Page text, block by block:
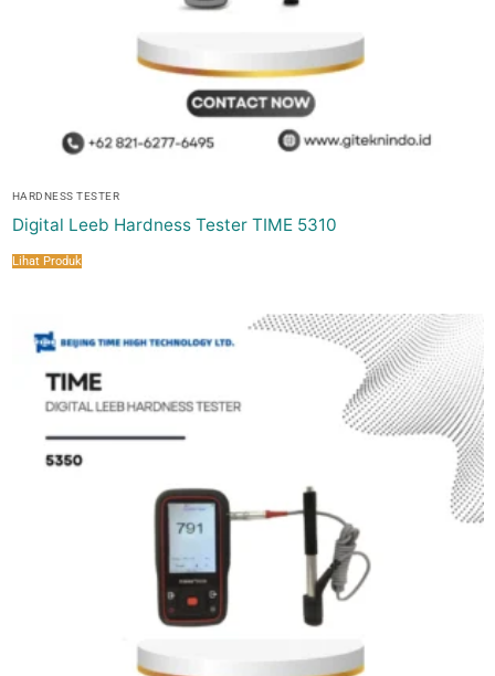
HARDNESS TESTER
Digital Leeb Hardness Tester TIME 5310
Lihat Produk